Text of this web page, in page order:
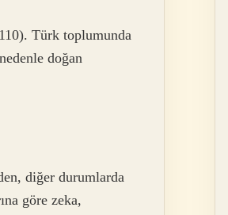
Türk toplumunda
doğan
diğer durumlarda
göre zeka,